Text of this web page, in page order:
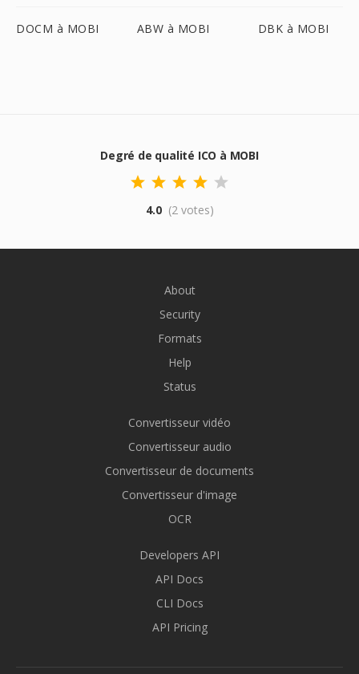
DOCM à MOBI ABW à MOBI DBK à MOBI
Degré de qualité ICO à MOBI
4.0 (2 votes)
About
Security
Formats
Help
Status
Convertisseur vidéo
Convertisseur audio
Convertisseur de documents
Convertisseur d'image
OCR
Developers API
API Docs
CLI Docs
API Pricing